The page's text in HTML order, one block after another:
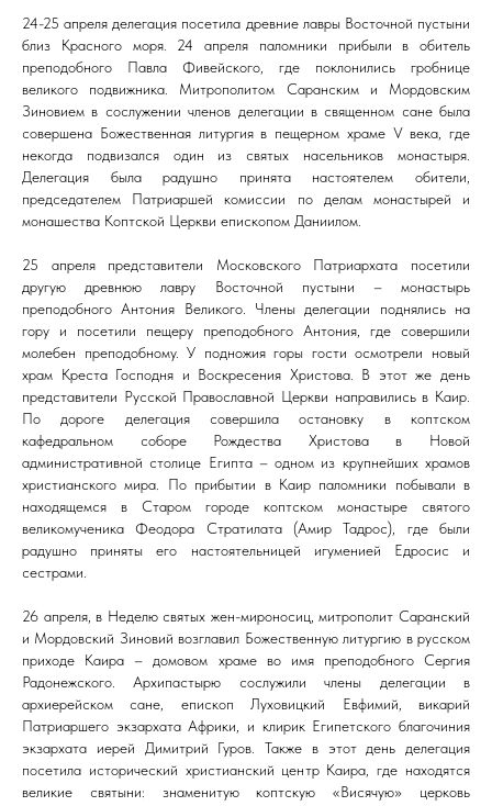
24-25 апреля делегация посетила древние лавры Восточной пустыни
близ Красного моря. 24 апреля паломники прибыли в обитель
преподобного Павла Фивейского, где поклонились гробнице
великого подвижника. Митрополитом Саранским и Мордовским
Зиновием в сослужении членов делегации в священном сане была
совершена Божественная литургия в пещерном храме V века, где
некогда подвизался один из святых насельников монастыря.
Делегация была радушно принята настоятелем обители,
председателем Патриаршей комиссии по делам монастырей и
монашества Коптской Церкви епископом Даниилом.
25 апреля представители Московского Патриархата посетили
другую древнюю лавру Восточной пустыни – монастырь
преподобного Антония Великого. Члены делегации поднялись на
гору и посетили пещеру преподобного Антония, где совершили
молебен преподобному. У подножия горы гости осмотрели новый
храм Креста Господня и Воскресения Христова. В этот же день
представители Русской Православной Церкви направились в Каир.
По дороге делегация совершила остановку в коптском
кафедральном соборе Рождества Христова в Новой
административной столице Египта – одном из крупнейших храмов
христианского мира. По прибытии в Каир паломники побывали в
находящемся в Старом городе коптском монастыре святого
великомученика Феодора Стратилата (Амир Тадрос), где были
радушно приняты его настоятельницей игуменией Едросис и
сестрами.
26 апреля, в Неделю святых жен-мироносиц, митрополит Саранский
и Мордовский Зиновий возглавил Божественную литургию в русском
приходе Каира – домовом храме во имя преподобного Сергия
Радонежского. Архипастырю сослужили члены делегации в
архиерейском сане, епископ Луховицкий Евфимий, викарий
Патриаршего экзархата Африки, и клирик Египетского благочиния
экзархата иерей Димитрий Гуров. Также в этот день делегация
посетила исторический христианский центр Каира, где находятся
великие святыни: знаменитую коптскую «Висячую» церковь